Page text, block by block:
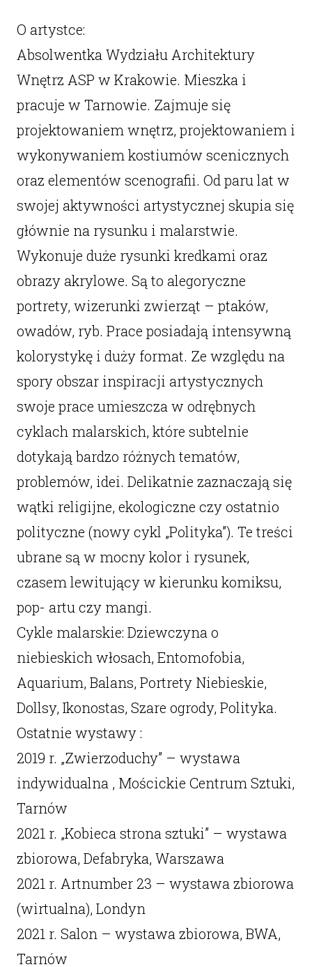
O artystce:
Absolwentka Wydziału Architektury
Wnętrz ASP w Krakowie. Mieszka i
pracuje w Tarnowie. Zajmuje się
projektowaniem wnętrz, projektowaniem i
wykonywaniem kostiumów scenicznych
oraz elementów scenografii. Od paru lat w
swojej aktywności artystycznej skupia się
głównie na rysunku i malarstwie.
Wykonuje duże rysunki kredkami oraz
obrazy akrylowe. Są to alegoryczne
portrety, wizerunki zwierząt – ptaków,
owadów, ryb. Prace posiadają intensywną
kolorystykę i duży format. Ze względu na
spory obszar inspiracji artystycznych
swoje prace umieszcza w odrębnych
cyklach malarskich, które subtelnie
dotykają bardzo różnych tematów,
problemów, idei. Delikatnie zaznaczają się
wątki religijne, ekologiczne czy ostatnio
polityczne (nowy cykl „Polityka”). Te treści
ubrane są w mocny kolor i rysunek,
czasem lewitujący w kierunku komiksu,
pop- artu czy mangi.
Cykle malarskie: Dziewczyna o
niebieskich włosach, Entomofobia,
Aquarium, Balans, Portrety Niebieskie,
Dollsy, Ikonostas, Szare ogrody, Polityka.
Ostatnie wystawy :
2019 r. „Zwierzoduchy” – wystawa
indywidualna , Mościckie Centrum Sztuki,
Tarnów
2021 r. „Kobieca strona sztuki” – wystawa
zbiorowa, Defabryka, Warszawa
2021 r. Artnumber 23 – wystawa zbiorowa
(wirtualna), Londyn
2021 r. Salon – wystawa zbiorowa, BWA,
Tarnów